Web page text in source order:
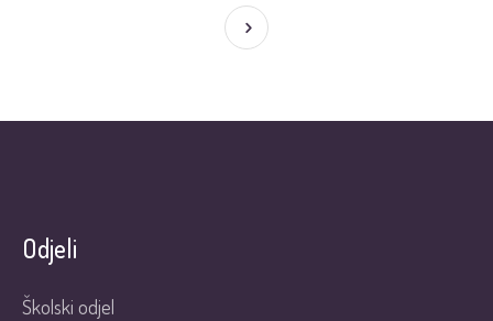
Odjeli
Školski odjel